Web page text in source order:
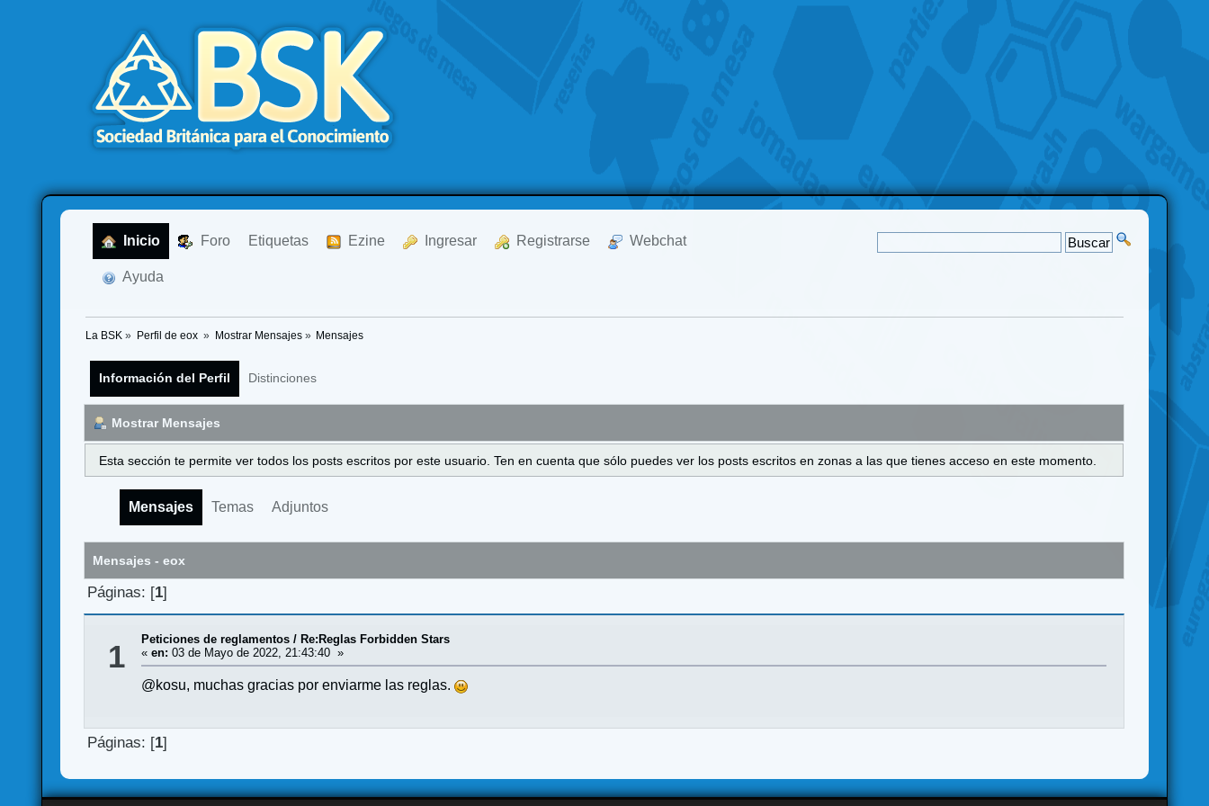
Inicio Foro Etiquetas Ezine Ingresar Registrarse Webchat
Ayuda
La BSK » Perfil de eox » Mostrar Mensajes» Mensajes
Información del Perfil Distinciones
Mostrar Mensajes
Esta sección te permite ver todos los posts escritos por este usuario. Ten en cuenta que sólo puedes ver los posts escritos en zonas a las que tienes acceso en este momento.
Mensajes Temas Adjuntos
Mensajes - eox
Páginas: [1]
1 Peticiones de reglamentos / Re:Reglas Forbidden Stars
«en: 03 de Mayo de 2022, 21:43:40 »
@kosu, muchas gracias por enviarme las reglas.
Páginas: [1]